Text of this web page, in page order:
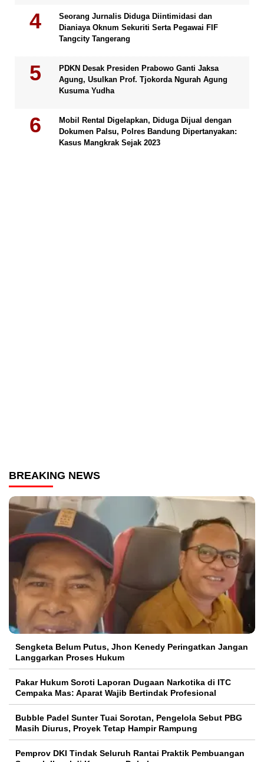
Seorang Jurnalis Diduga Diintimidasi dan
Dianiaya Oknum Sekuriti Serta Pegawai FIF
Tangcity Tangerang
PDKN Desak Presiden Prabowo Ganti Jaksa
Agung, Usulkan Prof. Tjokorda Ngurah Agung
Kusuma Yudha
Mobil Rental Digelapkan, Diduga Dijual dengan
Dokumen Palsu, Polres Bandung Dipertanyakan:
Kasus Mangkrak Sejak 2023
BREAKING NEWS
Sengketa Belum Putus, Jhon Kenedy Peringatkan Jangan
Langgarkan Proses Hukum
Pakar Hukum Soroti Laporan Dugaan Narkotika di ITC
Cempaka Mas: Aparat Wajib Bertindak Profesional
Bubble Padel Sunter Tuai Sorotan, Pengelola Sebut PBG
Masih Diurus, Proyek Tetap Hampir Rampung
Pemprov DKI Tindak Seluruh Rantai Praktik Pembuangan